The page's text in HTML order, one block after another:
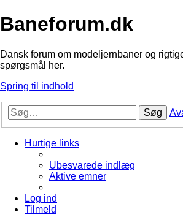
Baneforum.dk
Dansk forum om modeljernbaner og
spørgsmål her.
Spring til indhold
Søg
Hurtige links
Ubesvarede indlæg
Aktive emner
Log ind
Tilmeld